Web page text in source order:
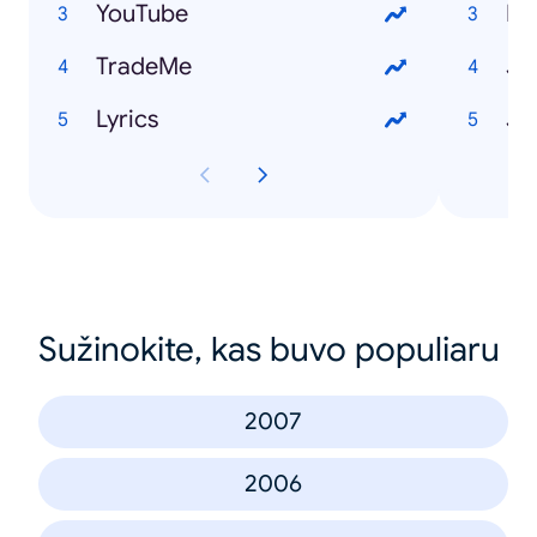
YouTube
TradeMe
Lyrics
Sužinokite, kas buvo populiaru
2007
2006